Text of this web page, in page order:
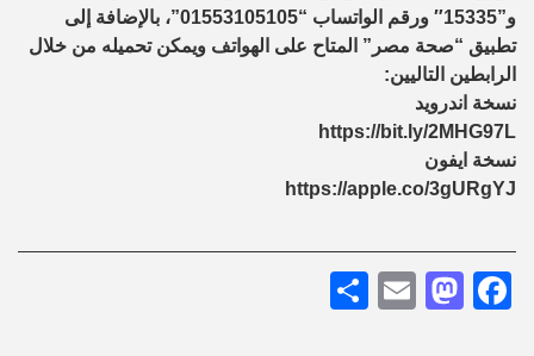
و”15335″ ورقم الواتساب “01553105105”، بالإضافة إلى
تطبيق “صحة مصر” المتاح على الهواتف ويمكن تحميله من خلال
الرابطين التاليين:
نسخة اندرويد
https://bit.ly/2MHG97L
نسخة ايفون
https://apple.co/3gURgYJ
Facebook
Mastodon
Email